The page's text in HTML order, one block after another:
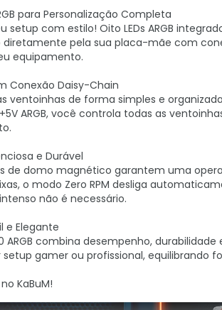
para Personalização Completa
setup com estilo! Oito LEDs ARGB
pela sua placa-mãe com
equipamento.
Conexão Daisy-Chain
ventoinhas de forma simples e
ARGB, você controla todas as
e Durável
de domo magnético garantem uma
o modo Zero RPM desliga
não é necessário.
e Elegante
ARGB combina desempenho,
setup gamer ou profissional, equilibrando
KaBuM!